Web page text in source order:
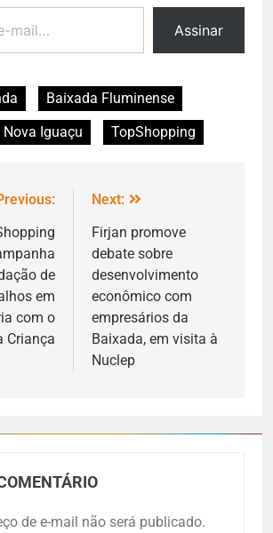
Assinar
Baixada Fluminense
Nova Iguaçu TopShopping
de
em
com o
Criança
Next:
Firjan promove
debate sobre
desenvolvimento
econômico com
empresários da
Baixada, em visita à
Nuclep
de e-mail não será publicado.